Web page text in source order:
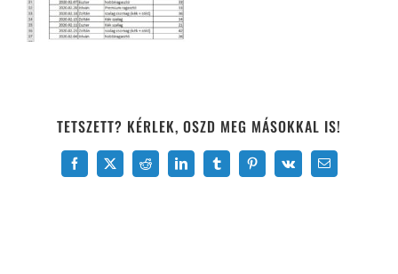
TETSZETT? KÉRLEK, OSZD MEG MÁSOKKAL IS!
Facebook
X Reddit LinkedInTumblrPinterest
Vk Email: